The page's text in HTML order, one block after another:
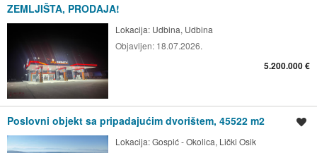
ZEMLJIŠTA, PRODAJA!
Lokacija: Udbina, Udbina
Objavljen: 18.07.2026.
5.200.000 €
Poslovni objekt sa pripadajućim dvorištem, 45522 m2
Lokacija:Gospić - Okolica, Lički Osik